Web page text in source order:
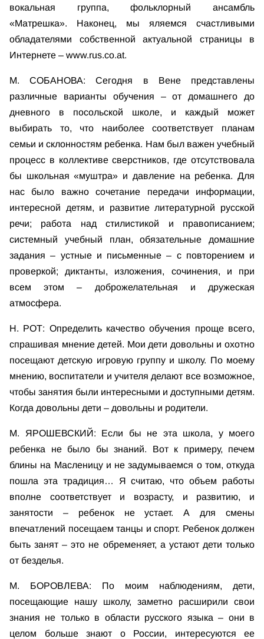
вокальная группа, фольклорный ансамбль
«Матрешка». Наконец, мы яляемся счастливыми
обладателями собственной актуальной страницы в
Интернете – www.rus.co.at.
М. СОБАНОВА: Сегодня в Вене представлены
различные варианты обучения – от домашнего до
дневного в посольской школе, и каждый может
выбирать то, что наиболее соответствует планам
семьи и склонностям ребенка. Нам был важен учебный
процесс в коллективе сверстников, где отсутствовала
бы школьная «муштра» и давление на ребенка. Для
нас было важно сочетание передачи информации,
интересной детям, и развитие литературной русской
речи; работа над стилистикой и правописанием;
системный учебный план, обязательные домашние
задания – устные и письменные – с повторением и
проверкой; диктанты, изложения, сочинения, и при
всем этом – доброжелательная и дружеская
атмосфера.
Н. РОТ: Определить качество обучения проще всего,
спрашивая мнение детей. Мои дети довольны и охотно
посещают детскую игровую группу и школу. По моему
мнению, воспитатели и учителя делают все возможное,
чтобы занятия были интересными и доступными детям.
Когда довольны дети – довольны и родители.
М. ЯРОШЕВСКИЙ: Если бы не эта школа, у моего
ребенка не было бы знаний. Вот к примеру, печем
блины на Масленицу и не задумываемся о том, откуда
пошла эта традиция… Я считаю, что объем работы
вполне соответствует и возрасту, и развитию, и
занятости – ребенок не устает. А для смены
впечатлений посещаем танцы и спорт. Ребенок должен
быть занят – это не обременяет, а устают дети только
от безделья.
М. БОРОВЛЕВА: По моим наблюдениям, дети,
посещающие нашу школу, заметно расширили свои
знания не только в области русского языка – они в
целом больше знают о России, интересуются ее